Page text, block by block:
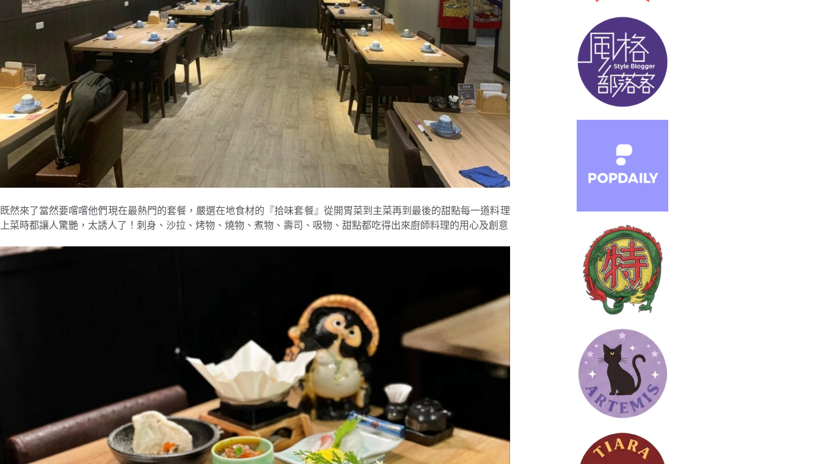
既然來了當然要嚐嚐他們現在最熱門的套餐，嚴選在地食材的『拾味套餐』 從開胃菜到主菜再到最後的甜點每一道料理
上菜時都讓人驚艷，太誘人了！ 刺身、沙拉、烤物、燒物、煮物、壽司、吸物、甜點都吃得出來廚師料理的用心及創意